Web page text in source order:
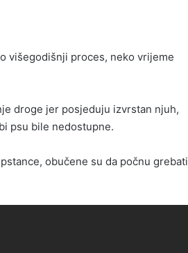
višegodišnji proces, neko vrijeme
droge jer posjeduju izvrstan njuh,
psu bile nedostupne.
obučene su da počnu grebati